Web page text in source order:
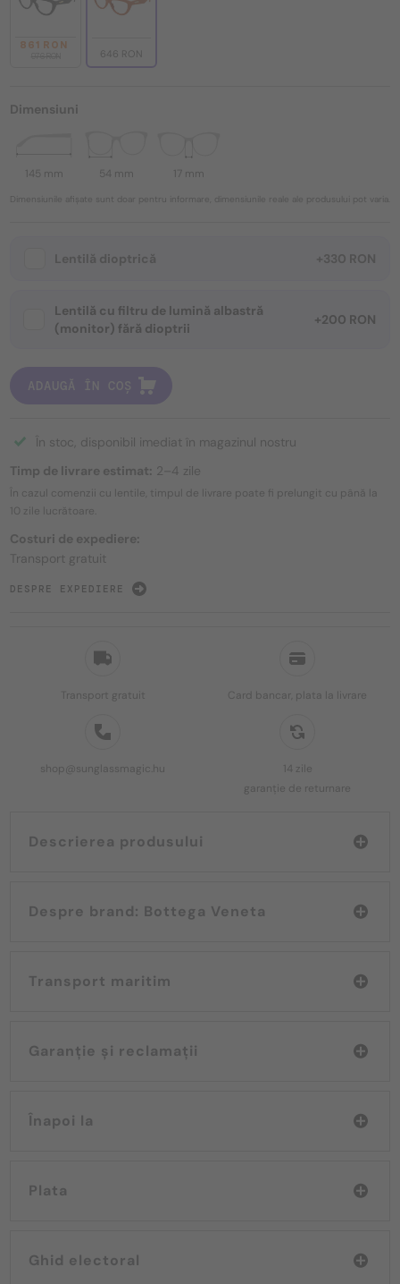
Transport gratuit Card bancar, plata la livrare
shop@sunglassmagic.hu
14 zile
garanție de returnare
Descrierea produsului
Despre brand: Bottega Veneta
Transport maritim
Garanție și reclamații
Înapoi la
Plata
Ghid electoral
861 RON
646 RON
Dimensiuni
145 mm 54 mm 17 mm
Dimensiunile afișate sunt doar pentru informare, dimensiunile reale ale produsului pot varia.
Lentilă dioptrică +330 RON
Lentilă cu filtru de lumină albastră
(monitor) fără dioptrii
+200 RON
ADAUGĂ ÎN COȘ
În stoc, disponibil imediat în magazinul nostru
Timp de livrare estimat: 2–4 zile
În cazul comenzii cu lentile, timpul de livrare poate fi prelungit cu până la
10 zile lucrătoare.
Costuri de expediere:
Transport gratuit
DESPRE EXPEDIERE